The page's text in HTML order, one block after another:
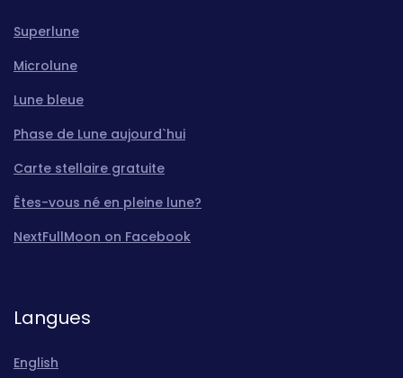
Superlune
Microlune
Lune bleue
Phase de Lune aujourd`hui
Carte stellaire gratuite
Êtes-vous né en pleine lune?
NextFullMoon on Facebook
Langues
English